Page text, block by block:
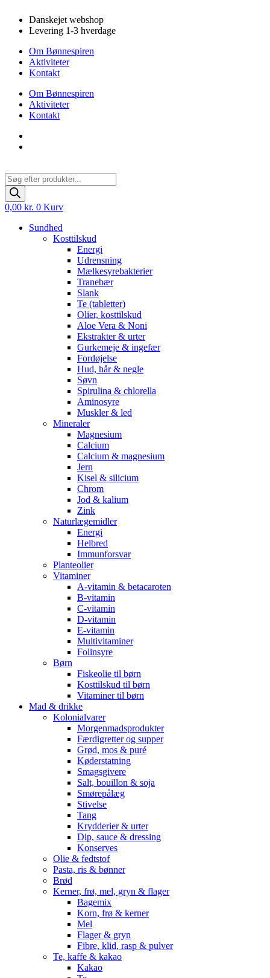
indhold
Danskejet webshop
Levering 1-3 hverdage
Om Bønnespiren
Aktiviteter
Kontakt
Om Bønnespiren
Aktiviteter
Kontakt
Products
search
0,00 kr. 0 Kurv
Sundhed
Kosttilskud
Energi
Udrensning
Mælkesyrebakterier
Tranebær
Slank
Te (tabletter)
Olier, kosttilskud
Aloe Vera & Noni
Ekstrakter & urter
Gurkemeje & ingefær
Fordøjelse
Hud, hår & negle
Søvn
Spirulina & chlorella
Aminosyre
Muskler & led
Mineraler
Magnesium
Calcium
Calcium & magnesium
Jern
Kisel & silicium
Chrom
Jod & kalium
Zink
Naturlægemidler
Energi
Helbred
Immunforsvar
Planteolier
Vitaminer
A-vitamin & betacaroten
B-vitamin
C-vitamin
D-vitamin
E-vitamin
Multivitaminer
Folinsyre
Børn
Fiskeolie til børn
Kosttilskud til børn
Vitaminer til børn
Mad & drikke
Kolonialvarer
Morgenmadsprodukter
Færdigretter og supper
Grød, mos & puré
Køderstatning
Smagsgivere
Salt, bouillon & soja
Smørepålæg
Stivelse
Tang
Krydderier & urter
Dip, sauce & dressing
Konserves
Olie & fedtstof
Pasta, ris & bønner
Brød
Kerner, frø, mel, gryn & flager
Bagemix
Korn, frø & kerner
Mel
Flager & gryn
Fibre, klid, rasp & pulver
Te, kaffe & kakao
Kakao